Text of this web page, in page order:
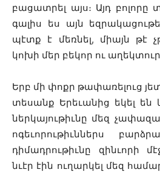
բացատրել այս։ Այդ բոլորը
գալիս ես այն
պէտք է մեռնել, միայն թէ
կոխի մեր բեկոր ու աղեկտուր
Երբ մի փոքր թափառելուց
տեսանք Երեւանից եկել են
ներկայութիւնը մեզ
ոգեւորութիւններս
դիմադրութիւնը զինւորի
նւէր էին ուղարկել մեզ